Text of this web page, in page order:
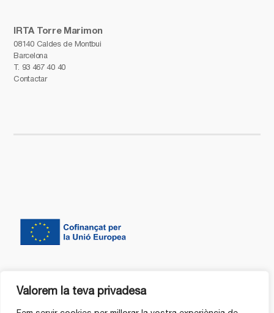
Valorem la teva privadesa
IRTA Torre Marimon
08140 Caldes de Montbui
Barcelona
T. 93 467 40 40
Contactar